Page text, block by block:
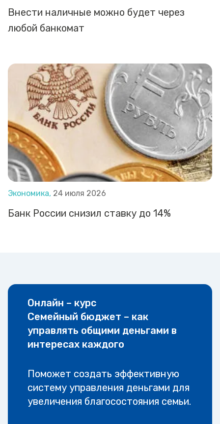
Внести наличные можно будет через
любой банкомат
Экономика, 24 июля 2026
Банк России снизил ставку до 14%
Онлайн – курс
Семейный бюджет – как
управлять общими деньгами в
интересах каждого
Поможет создать эффективную
систему управления деньгами для
увеличения благосостояния семьи.